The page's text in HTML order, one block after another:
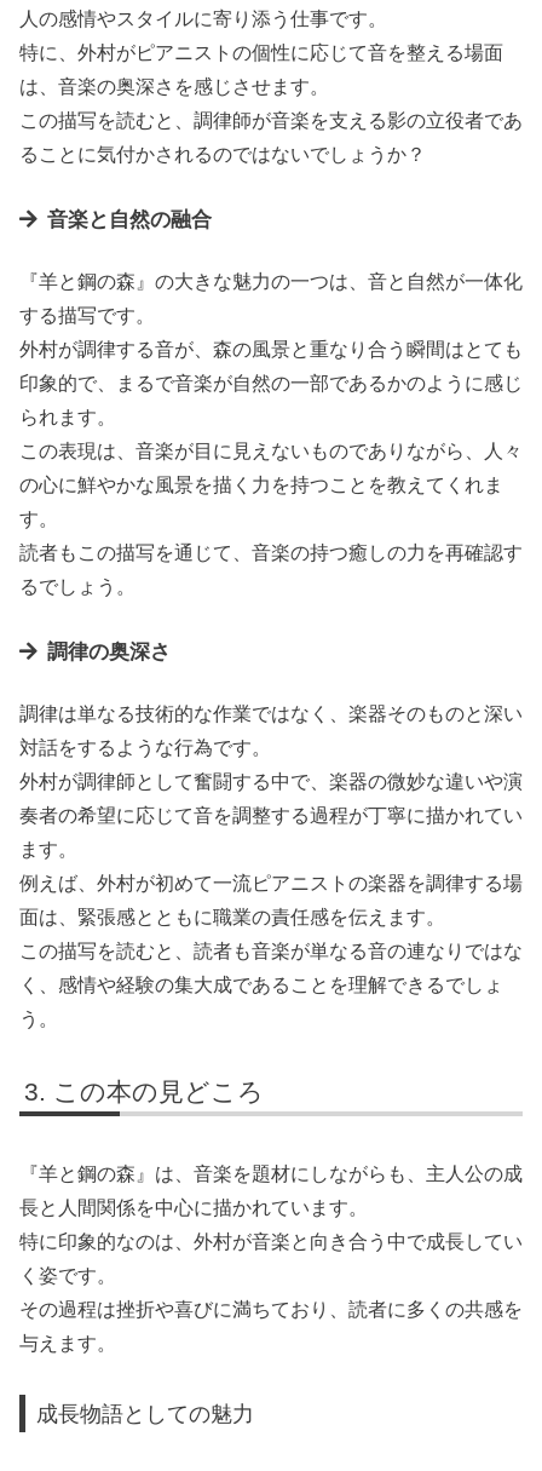
人の感情やスタイルに寄り添う仕事です。
特に、外村がピアニストの個性に応じて音を整える場面
は、音楽の奥深さを感じさせます。
この描写を読むと、調律師が音楽を支える影の立役者であ
ることに気付かされるのではないでしょうか？
音楽と自然の融合
『羊と鋼の森』の大きな魅力の一つは、音と自然が一体化
する描写です。
外村が調律する音が、森の風景と重なり合う瞬間はとても
印象的で、まるで音楽が自然の一部であるかのように感じ
られます。
この表現は、音楽が目に見えないものでありながら、人々
の心に鮮やかな風景を描く力を持つことを教えてくれま
す。
読者もこの描写を通じて、音楽の持つ癒しの力を再確認す
るでしょう。
調律の奥深さ
調律は単なる技術的な作業ではなく、楽器そのものと深い
対話をするような行為です。
外村が調律師として奮闘する中で、楽器の微妙な違いや演
奏者の希望に応じて音を調整する過程が丁寧に描かれてい
ます。
例えば、外村が初めて一流ピアニストの楽器を調律する場
面は、緊張感とともに職業の責任感を伝えます。
この描写を読むと、読者も音楽が単なる音の連なりではな
く、感情や経験の集大成であることを理解できるでしょ
う。
この本の見どころ
『羊と鋼の森』は、音楽を題材にしながらも、主人公の成
長と人間関係を中心に描かれています。
特に印象的なのは、外村が音楽と向き合う中で成長してい
く姿です。
その過程は挫折や喜びに満ちており、読者に多くの共感を
与えます。
成長物語としての魅力